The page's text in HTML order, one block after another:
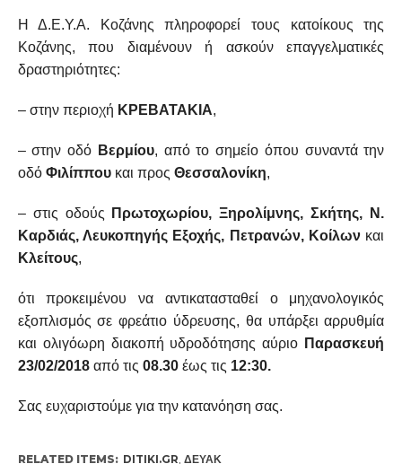
Η Δ.Ε.Υ.Α. Κοζάνης πληροφορεί τους κατοίκους της
Κοζάνης, που διαμένουν ή ασκούν επαγγελματικές
δραστηριότητες:
– στην περιοχή ΚΡΕΒΑΤΑΚΙΑ,
– στην οδό Βερμίου, από το σημείο όπου συναντά την
οδό Φιλίππουκαι προς Θεσσαλονίκη,
– στις οδούς
Πρωτοχωρίου, Ξηρολίμνης, Σκήτης, Ν.
Καρδιάς, Λευκοπηγής Εξοχής, Πετρανών, Κοίλων και
Κλείτους,
ότι προκειμένου να αντικατασταθεί ο μηχανολογικός
εξοπλισμός σε φρεάτιο ύδρευσης, θα υπάρξει αρρυθμία
και ολιγόωρη διακοπή υδροδότησης αύριο Παρασκευή
23/02/2018από τις 08.30έως τις 12:30.
Σας ευχαριστούμε για την κατανόηση σας.
RELATED ITEMS: DITIKI.GR ΔΕΥΑΚ